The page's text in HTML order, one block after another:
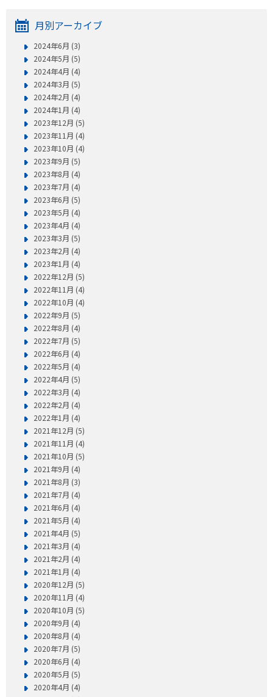
月別アーカイブ
2024年6月 (3)
2024年5月 (5)
2024年4月 (4)
2024年3月 (5)
2024年2月 (4)
2024年1月 (4)
2023年12月 (5)
2023年11月 (4)
2023年10月 (4)
2023年9月 (5)
2023年8月 (4)
2023年7月 (4)
2023年6月 (5)
2023年5月 (4)
2023年4月 (4)
2023年3月 (5)
2023年2月 (4)
2023年1月 (4)
2022年12月 (5)
2022年11月 (4)
2022年10月 (4)
2022年9月 (5)
2022年8月 (4)
2022年7月 (5)
2022年6月 (4)
2022年5月 (4)
2022年4月 (5)
2022年3月 (4)
2022年2月 (4)
2022年1月 (4)
2021年12月 (5)
2021年11月 (4)
2021年10月 (5)
2021年9月 (4)
2021年8月 (3)
2021年7月 (4)
2021年6月 (4)
2021年5月 (4)
2021年4月 (5)
2021年3月 (4)
2021年2月 (4)
2021年1月 (4)
2020年12月 (5)
2020年11月 (4)
2020年10月 (5)
2020年9月 (4)
2020年8月 (4)
2020年7月 (5)
2020年6月 (4)
2020年5月 (5)
2020年4月 (4)